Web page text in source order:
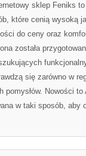
sklep Feniks
które cenią wysoką
do ceny oraz
została
się zarówno w
pomysłów. Nowości
w taki sposób, aby